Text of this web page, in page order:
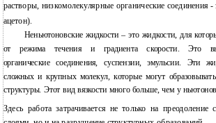
растворы, низкомолекулярные органические соединения
ацетон).
Неньютоновские жидкости – это жидкости, для
от режима течения и градиента скорости. Это
органические соединения, суспензии, эмульсии. Эти
сложных и крупных молекул, которые могут
структуры. Этот вид вязкости много больше, чем у
Здесь работа затрачивается не только на